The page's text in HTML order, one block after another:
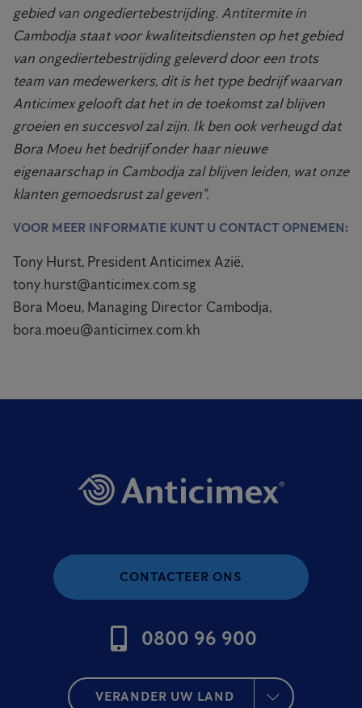
gebied van ongediertebestrijding. Antitermite in
Cambodja staat voor kwaliteitsdiensten op het gebied
van ongediertebestrijding geleverd door een trots
team van medewerkers, dit is het type bedrijf waarvan
Anticimex gelooft dat het in de toekomst zal blijven
groeien en succesvol zal zijn. Ik ben ook verheugd dat
Bora Moeu het bedrijf onder haar nieuwe
eigenaarschap in Cambodja zal blijven leiden, wat onze
klanten gemoedsrust zal geven".
VOOR MEER INFORMATIE KUNT U CONTACT OPNEMEN:
Tony Hurst, President Anticimex Azië,
tony.hurst@anticimex.com.sg
Bora Moeu, Managing Director Cambodja,
bora.moeu@anticimex.com.kh
CONTACTEER ONS
0800 96 900
VERANDER UW LAND